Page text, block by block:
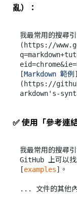
亂）：
我最常用的搜尋
( https://
[Markdown 範例 ]
( https://
arkdown's-
✅ 使用「參考連
我最常用的搜尋
GitHub 上可以
[examples]。
... 文件的其他